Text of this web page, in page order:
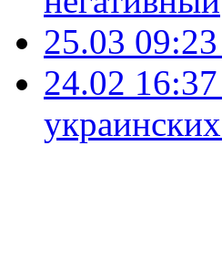
25.03 09:23
24.02 16:37